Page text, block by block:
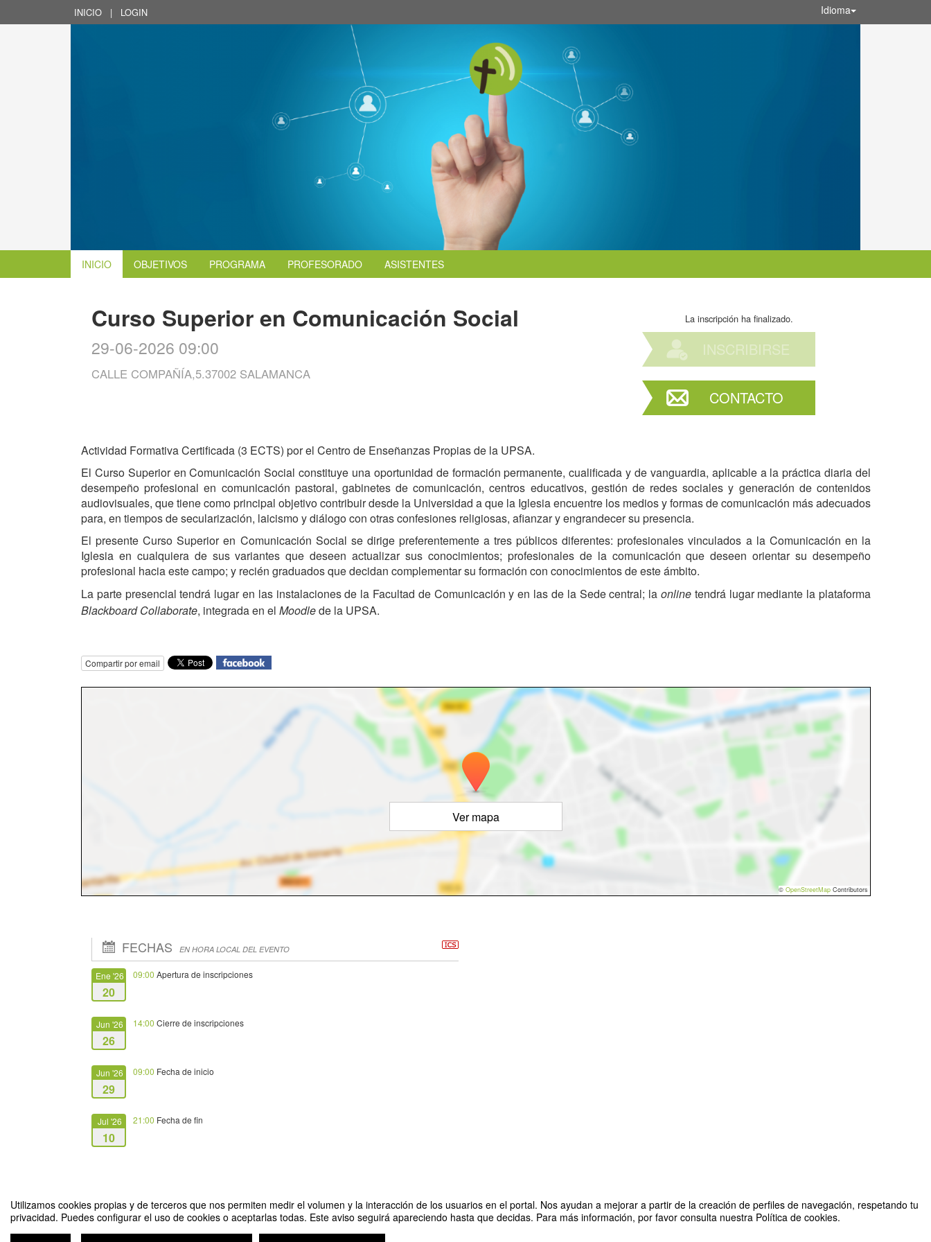
Utilizamos cookies propias y de terceros que nos permiten medir el volumen y la interacción de los usuarios en el portal. Nos ayudan a mejorar a partir de la creación de perfiles de navegación, respetando tu
privacidad. Puedes configurar el uso de cookies o aceptarlas todas. Este aviso seguirá apareciendo hasta que decidas. Para más información, por favor consulta nuestra Política de cookies.
INICIO | LOGIN Idioma
INICIO OBJETIVOS PROGRAMA PROFESORADO ASISTENTES
Curso Superior en Comunicación Social
29-06-2026 09:00
CALLE COMPAÑÍA,5.37002 SALAMANCA
La inscripción ha finalizado.
INSCRIBIRSE
CONTACTO
Actividad Formativa Certificada (3 ECTS) por el Centro de Enseñanzas Propias de la UPSA.
El Curso Superior en Comunicación Social constituye una oportunidad de formación permanente, cualificada y de vanguardia, aplicable a la práctica diaria del
desempeño profesional en comunicación pastoral, gabinetes de comunicación, centros educativos, gestión de redes sociales y generación de contenidos
audiovisuales, que tiene como principal objetivo contribuir desde la Universidad a que la Iglesia encuentre los medios y formas de comunicación más adecuados
para, en tiempos de secularización, laicismo y diálogo con otras confesiones religiosas, afianzar y engrandecer su presencia.
El presente Curso Superior en Comunicación Social se dirige preferentemente a tres públicos diferentes: profesionales vinculados a la Comunicación en la
Iglesia en cualquiera de sus variantes que deseen actualizar sus conocimientos; profesionales de la comunicación que deseen orientar su desempeño
profesional hacia este campo; y recién graduados que decidan complementar su formación con conocimientos de este ámbito.
La parte presencial tendrá lugar en las instalaciones de la Facultad de Comunicación y en las de la Sede central; la onlinetendrá lugar mediante la plataforma
Blackboard Collaborate, integrada en el Moodlede la UPSA.
Compartir por email
Ver mapa
© OpenStreetMap Contributors
FECHAS EN HORA LOCAL DEL EVENTO
Ene '26
20
09:00 Apertura de inscripciones
Jun '26
26
14:00 Cierre de inscripciones
Jun '26
29
09:00 Fecha de inicio
Jul '26
10
21:00 Fecha de fin
Curso Superior en Comunicación Social